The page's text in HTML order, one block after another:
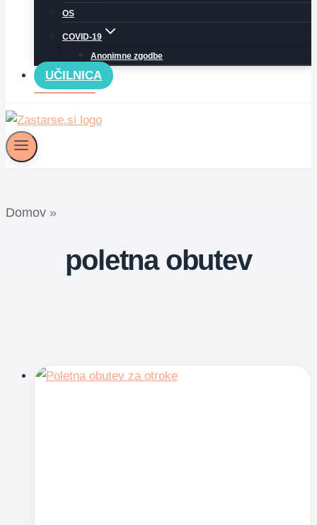
OS
COVID-19
Anonimne zgodbe
UČILNICA
Domov »
poletna obutev